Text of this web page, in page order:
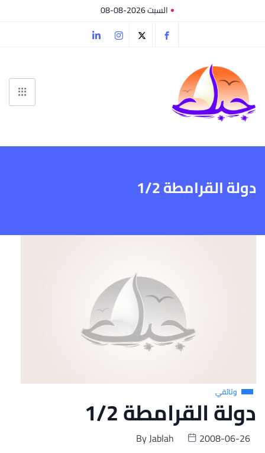
السبت 2026-08-08
دولة القرامطة 1/2
وثائقي
دولة القرامطة 1/2
ByJablah
2008-06-26